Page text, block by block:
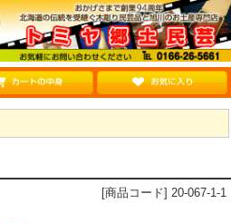
[商品コード] 20-067-1-1